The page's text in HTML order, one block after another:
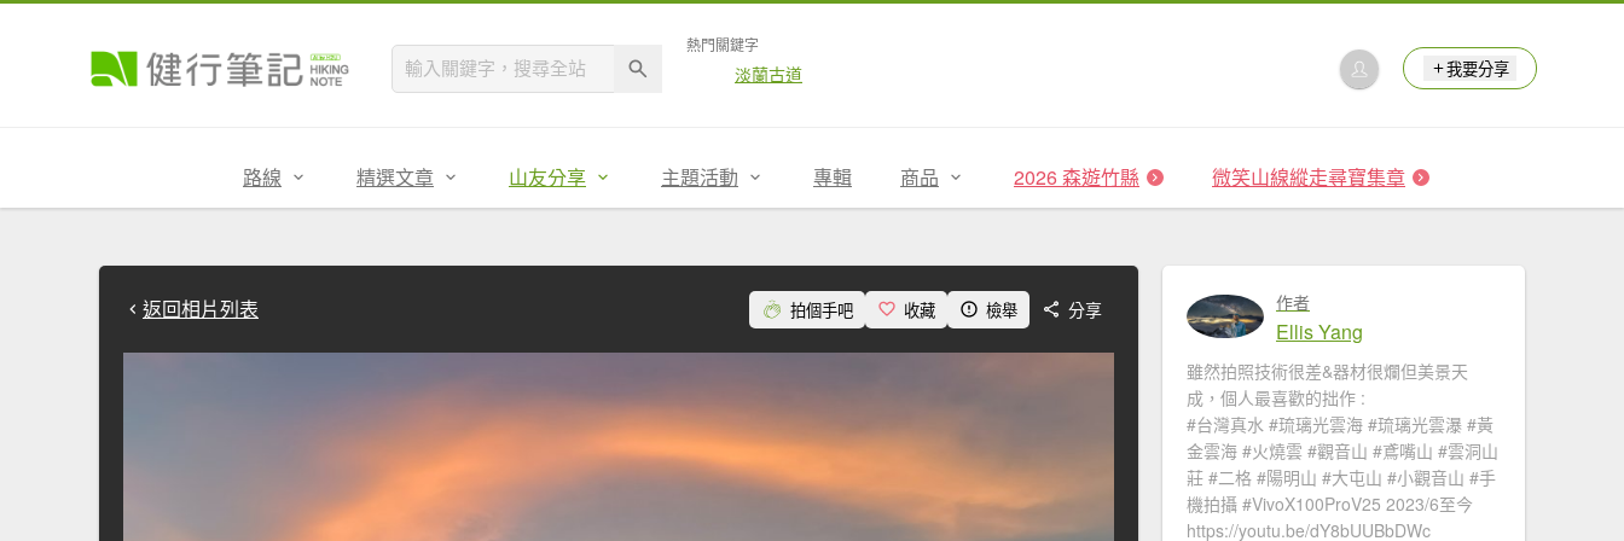
熱門關鍵字
淡蘭古道 我要分享
路線 精選文章 山友分享 主題活動 專輯 商品 2026 森遊竹縣 微笑山線縱走尋寶集章
返回相片列表 拍個手吧 收藏 檢舉 分享 作者
Ellis Yang
雖然拍照技術很差&器材很爛但美景天
成，個人最喜歡的拙作 :
#台灣真水 #琉璃光雲海​ #琉璃光雲瀑​​ #黃
金雲海 #火燒雲​ #觀音山​ #鳶嘴山 #雲洞山
莊 #二格​ #陽明山​ #大屯山 #小觀音山 #手
機拍攝 #VivoX100ProV25 2023/6至今
https://youtu.be/dY8bUUBbDWc